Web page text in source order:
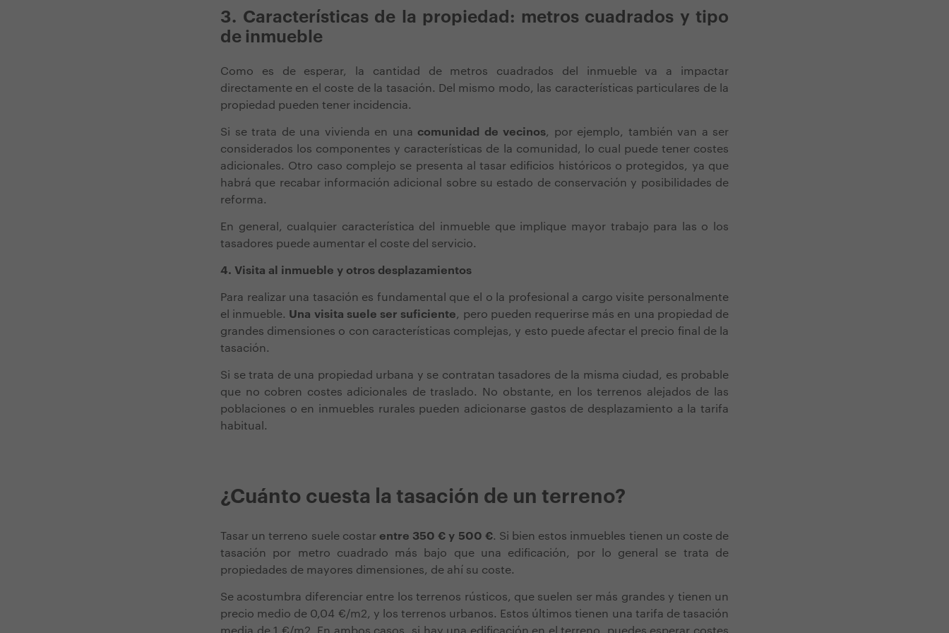
3. Características de la propiedad: metros cuadrados y tipo
de inmueble
Como es de esperar, la cantidad de metros cuadrados del inmueble va a impactar
directamente en el coste de la tasación. Del mismo modo, las características particulares de la
propiedad pueden tener incidencia.
Si se trata de una vivienda en una comunidad de vecinos, por ejemplo, también van a ser
considerados los componentes y características de la comunidad, lo cual puede tener costes
adicionales. Otro caso complejo se presenta al tasar edificios históricos o protegidos, ya que
habrá que recabar información adicional sobre su estado de conservación y posibilidades de
reforma.
En general, cualquier característica del inmueble que implique mayor trabajo para las o los
tasadores puede aumentar el coste del servicio.
4. Visita al inmueble y otros desplazamientos
Para realizar una tasación es fundamental que el o la profesional a cargo visite personalmente
el inmueble. Una visita suele ser suficiente, pero pueden requerirse más en una propiedad de
grandes dimensiones o con características complejas, y esto puede afectar el precio final de la
tasación.
Si se trata de una propiedad urbana y se contratan tasadores de la misma ciudad, es probable
que no cobren costes adicionales de traslado. No obstante, en los terrenos alejados de las
poblaciones o en inmuebles rurales pueden adicionarse gastos de desplazamiento a la tarifa
habitual.
¿Cuánto cuesta la tasación de un terreno?
Tasar un terreno suele costar entre 350 € y 500 €. Si bien estos inmuebles tienen un coste de
tasación por metro cuadrado más bajo que una edificación, por lo general se trata de
propiedades de mayores dimensiones, de ahí su coste.
Se acostumbra diferenciar entre los terrenos rústicos, que suelen ser más grandes y tienen un
precio medio de 0,04 €/m2, y los terrenos urbanos. Estos últimos tienen una tarifa de tasación